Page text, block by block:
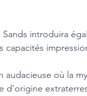
introduira
capacités
audacieuse où la
d’origine